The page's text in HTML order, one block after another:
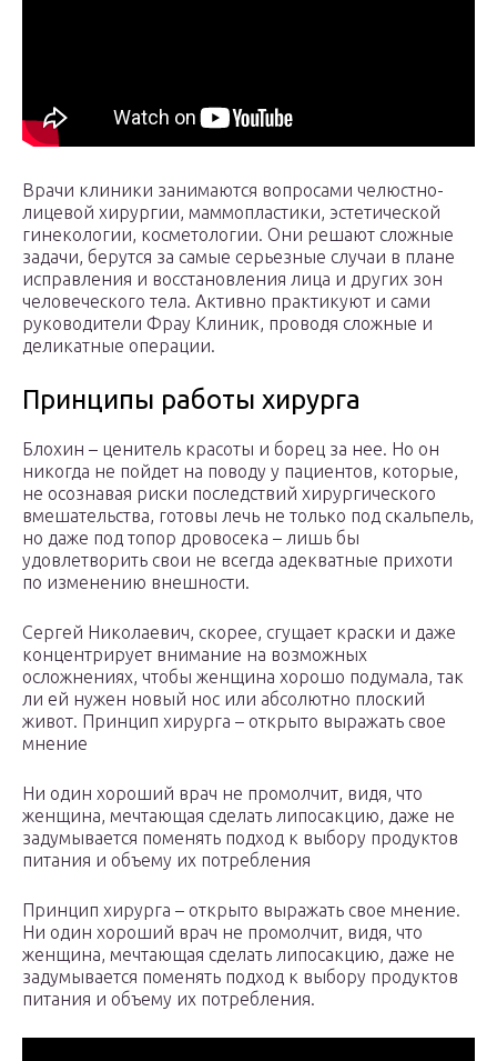
Врачи клиники занимаются вопросами челюстно-
лицевой хирургии, маммопластики, эстетической
гинекологии, косметологии. Они решают сложные
задачи, берутся за самые серьезные случаи в плане
исправления и восстановления лица и других зон
человеческого тела. Активно практикуют и сами
руководители Фрау Клиник, проводя сложные и
деликатные операции.
Принципы работы хирурга
Блохин – ценитель красоты и борец за нее. Но он
никогда не пойдет на поводу у пациентов, которые,
не осознавая риски последствий хирургического
вмешательства, готовы лечь не только под скальпель,
но даже под топор дровосека – лишь бы
удовлетворить свои не всегда адекватные прихоти
по изменению внешности.
Сергей Николаевич, скорее, сгущает краски и даже
концентрирует внимание на возможных
осложнениях, чтобы женщина хорошо подумала, так
ли ей нужен новый нос или абсолютно плоский
живот. Принцип хирурга – открыто выражать свое
мнение
Ни один хороший врач не промолчит, видя, что
женщина, мечтающая сделать липосакцию, даже не
задумывается поменять подход к выбору продуктов
питания и объему их потребления
Принцип хирурга – открыто выражать свое мнение.
Ни один хороший врач не промолчит, видя, что
женщина, мечтающая сделать липосакцию, даже не
задумывается поменять подход к выбору продуктов
питания и объему их потребления.